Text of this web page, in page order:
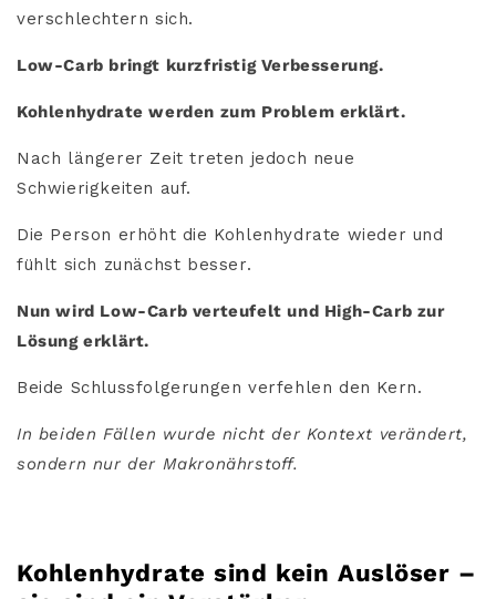
verschlechtern sich.
Low-Carb bringt kurzfristig Verbesserung.
Kohlenhydrate werden zum Problem erklärt.
Nach längerer Zeit treten jedoch neue
Schwierigkeiten auf.
Die Person erhöht die Kohlenhydrate wieder und
fühlt sich zunächst besser.
Nun wird Low-Carb verteufelt und High-Carb zur
Lösung erklärt.
Beide Schlussfolgerungen verfehlen den Kern.
In beiden Fällen wurde nicht der Kontext verändert,
sondern nur der Makronährstoff.
Kohlenhydrate sind kein Auslöser –